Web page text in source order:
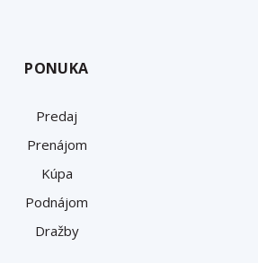
PONUKA
Predaj
Prenájom
Kúpa
Podnájom
Dražby